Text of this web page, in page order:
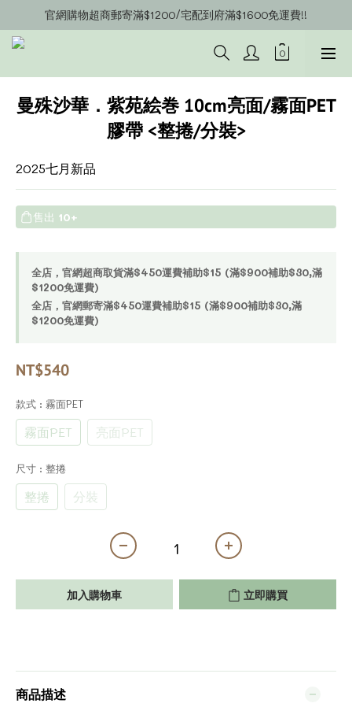
官網會員募集中~立即註冊即可獲得購物金$20!!!
官網購物超商郵寄滿$1200/宅配到府滿$1600免運費!!
官網會員募集中~立即註冊即可獲得購物金$20!!!
曼殊沙華．紫苑絵巻 10cm亮面/霧面PET
膠帶 <整捲/分裝>
2025七月新品
售出 10+
全店，官網超商取貨滿$450運費補助$15 (滿$900補助$30,滿
$1200免運費)
全店，官網郵寄滿$450運費補助$15 (滿$900補助$30,滿
$1200免運費)
NT$540
款式 : 霧面PET
霧面PET 亮面PET
尺寸 : 整捲
整捲 分裝
加入購物車 立即購買
商品描述